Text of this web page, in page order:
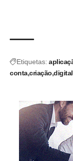
Etiquetas:
conta criação digital